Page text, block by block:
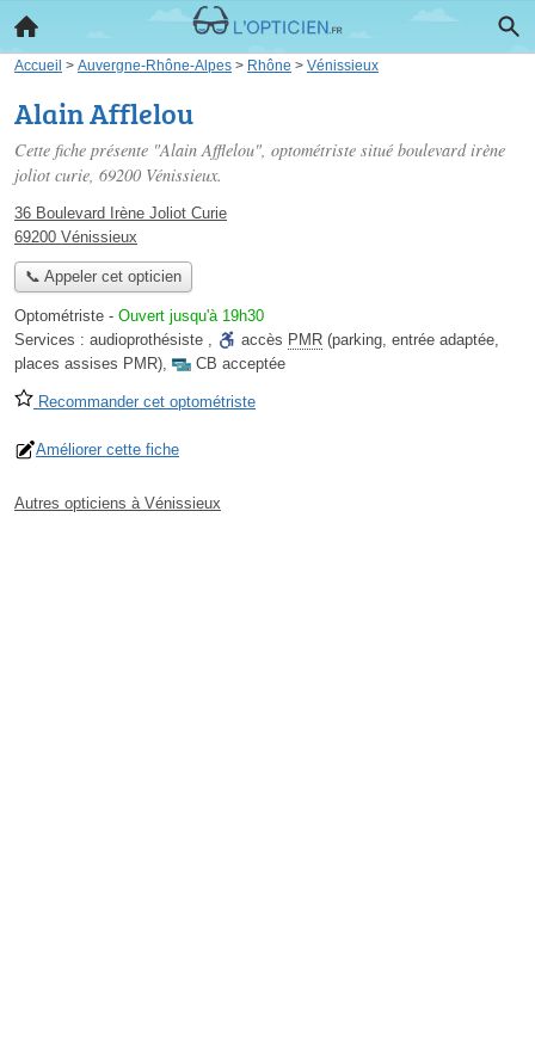
Accueil > Auvergne-Rhône-Alpes > Rhône > Vénissieux
Alain Afflelou
Cette fiche présente "Alain Afflelou", optométriste situé boulevard irène
joliot curie, 69200 Vénissieux.
36 Boulevard Irène Joliot Curie
69200 Vénissieux
📞 Appeler cet opticien
Optométriste - Ouvert jusqu'à 19h30
Services : audioprothésiste , accès PMR (parking, entrée adaptée,
places assises PMR), CB acceptée
Recommander cet optométriste
Améliorer cette fiche
Autres opticiens à Vénissieux